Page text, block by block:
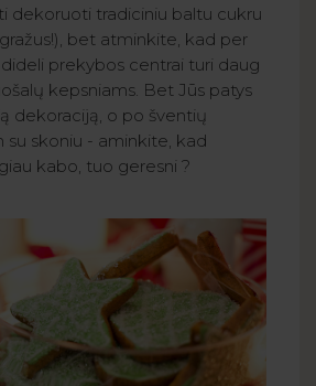
dekoruoti tradiciniu baltu cukru
bet atminkite, kad per
prekybos centrai turi daug
kepsniams. Bet Jūs patys
dekoraciją, o po šventių
skoniu - aminkite, kad
kabo, tuo geresni ?